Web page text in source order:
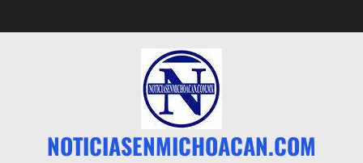
al
NOTICIASENMICHOACAN.COM